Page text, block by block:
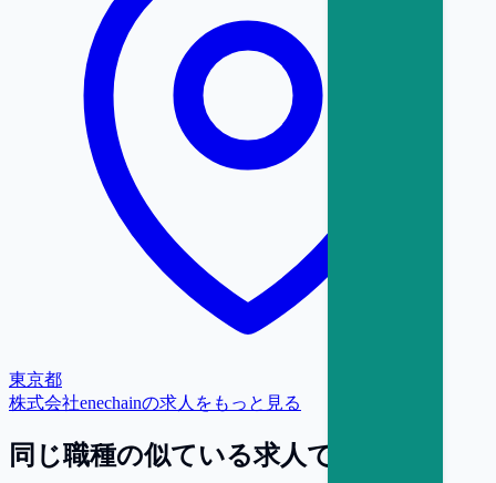
東京都
株式会社enechainの求人をもっと見る
同じ職種の似ている求人で探す